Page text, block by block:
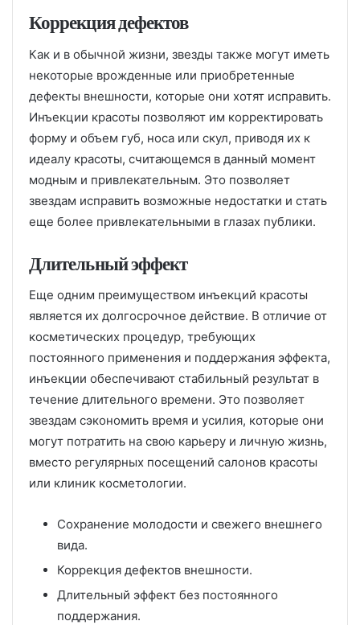
Коррекция дефектов
Как и в обычной жизни, звезды также могут иметь
некоторые врожденные или приобретенные
дефекты внешности, которые они хотят исправить.
Инъекции красоты позволяют им корректировать
форму и объем губ, носа или скул, приводя их к
идеалу красоты, считающемся в данный момент
модным и привлекательным. Это позволяет
звездам исправить возможные недостатки и стать
еще более привлекательными в глазах публики.
Длительный эффект
Еще одним преимуществом инъекций красоты
является их долгосрочное действие. В отличие от
косметических процедур, требующих
постоянного применения и поддержания эффекта,
инъекции обеспечивают стабильный результат в
течение длительного времени. Это позволяет
звездам сэкономить время и усилия, которые они
могут потратить на свою карьеру и личную жизнь,
вместо регулярных посещений салонов красоты
или клиник косметологии.
Сохранение молодости и свежего внешнего
вида.
Коррекция дефектов внешности.
Длительный эффект без постоянного
поддержания.